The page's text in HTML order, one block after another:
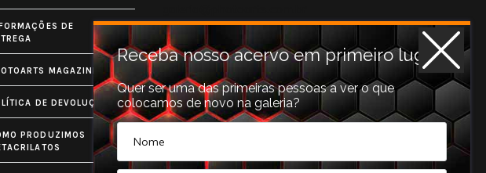
DE
MAGAZINE
DE DEVOLUÇÃO
PRODUZIMOS
WhatsApp:+55 11 96253
3293
Receba nosso acervo em primeiro lugar!
Quer ser uma das primeiras pessoas a ver o que
colocamos de novo na galeria?